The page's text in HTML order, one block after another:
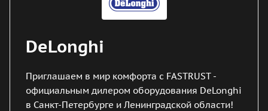
DeLonghi
Приглашаем в мир комфорта с FASTRUST -
официальным дилером оборудования DeLonghi
в Санкт-Петербурге и Ленинградской области!